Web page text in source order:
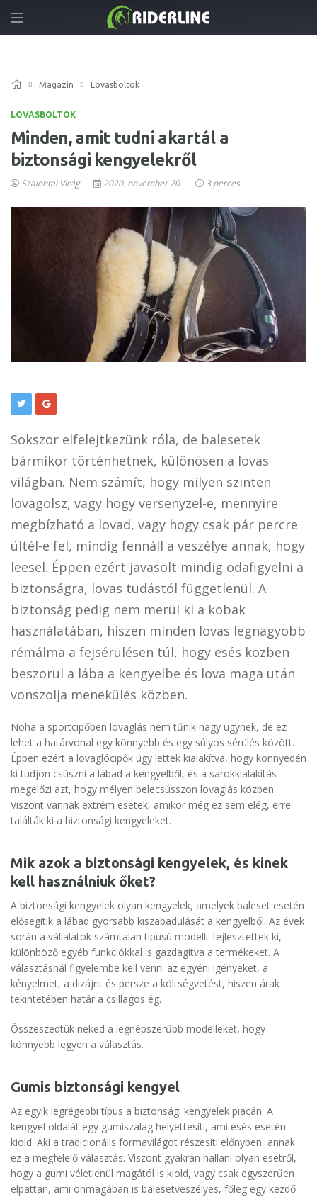
Magazin Lovasboltok
LOVASBOLTOK
Minden, amit tudni akartál a
biztonsági kengyelekről
Szalontai Virág 2020. november 20. 3 perces
Sokszor elfelejtkezünk róla, de balesetek
bármikor történhetnek, különösen a lovas
világban. Nem számít, hogy milyen szinten
lovagolsz, vagy hogy versenyzel-e, mennyire
megbízható a lovad, vagy hogy csak pár percre
ültél-e fel, mindig fennáll a veszélye annak, hogy
leesel. Éppen ezért javasolt mindig odafigyelni a
biztonságra, lovas tudástól függetlenül. A
biztonság pedig nem merül ki a kobak
használatában, hiszen minden lovas legnagyobb
rémálma a fejsérülésen túl, hogy esés közben
beszorul a lába a kengyelbe és lova maga után
vonszolja menekülés közben.
Noha a sportcipőben lovaglás nem tűnik nagy ügynek, de ez
lehet a határvonal egy könnyebb és egy súlyos sérülés között.
Éppen ezért a lovaglócipők úgy lettek kialakítva, hogy könnyedén
ki tudjon csúszni a lábad a kengyelből, és a sarokkialakítás
megelőzi azt, hogy mélyen belecsússzon lovaglás közben.
Viszont vannak extrém esetek, amikor még ez sem elég, erre
találták ki a biztonsági kengyeleket.
Mik azok a biztonsági kengyelek, és kinek
kell használniuk őket?
A biztonsági kengyelek olyan kengyelek, amelyek baleset esetén
elősegítik a lábad gyorsabb kiszabadulását a kengyelből. Az évek
során a vállalatok számtalan típusú modellt fejlesztettek ki,
különböző egyéb funkciókkal is gazdagítva a termékeket. A
választásnál figyelembe kell venni az egyéni igényeket, a
kényelmet, a dizájnt és persze a költségvetést, hiszen árak
tekintetében határ a csillagos ég.
Összeszedtük neked a legnépszerűbb modelleket, hogy
könnyebb legyen a választás.
Gumis biztonsági kengyel
Az egyik legrégebbi típus a biztonsági kengyelek piacán. A
kengyel oldalát egy gumiszalag helyettesíti, ami esés esetén
kiold. Aki a tradicionális formavilágot részesíti előnyben, annak
ez a megfelelő választás. Viszont gyakran hallani olyan esetről,
hogy a gumi véletlenül magától is kiold, vagy csak egyszerűen
elpattan, ami önmagában is balesetveszélyes, főleg egy kezdő